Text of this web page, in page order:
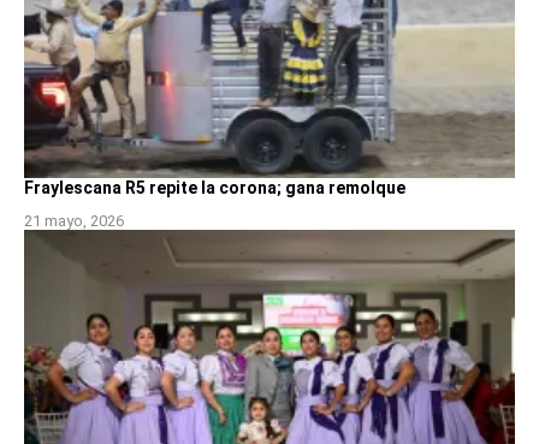
Fraylescana R5 repite la corona; gana remolque
21 mayo, 2026